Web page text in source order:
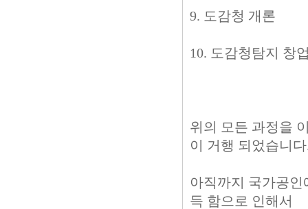
9. 도감청 개론
10. 도감청탐지 창
위의 모든 과정을
이 거행 되었습니
아직까지 국가공
득 함으로 인해서